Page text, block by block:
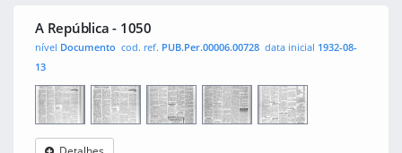
A República - 1050
nível Documento cod. ref. PUB.Per.00006.00728 data inicial 1932-08-
13